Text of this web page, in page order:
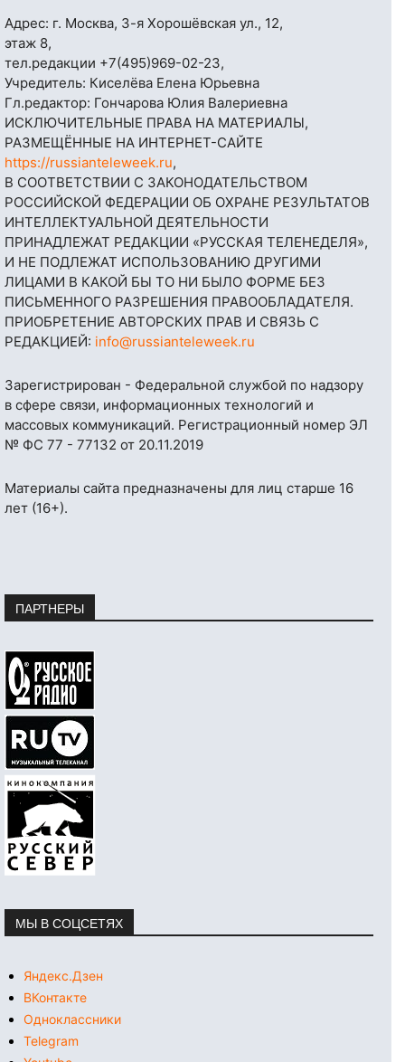
Адрес: г. Москва, 3-я Хорошёвская ул., 12,
этаж 8,
тел.редакции +7(495)969-02-23,
Учредитель: Киселёва Елена Юрьевна
Гл.редактор: Гончарова Юлия Валериевна
ИСКЛЮЧИТЕЛЬНЫЕ ПРАВА НА МАТЕРИАЛЫ,
РАЗМЕЩЁННЫЕ НА ИНТЕРНЕТ-САЙТЕ
https://russianteleweek.ru,
В СООТВЕТСТВИИ С ЗАКОНОДАТЕЛЬСТВОМ
РОССИЙСКОЙ ФЕДЕРАЦИИ ОБ ОХРАНЕ РЕЗУЛЬТАТОВ
ИНТЕЛЛЕКТУАЛЬНОЙ ДЕЯТЕЛЬНОСТИ
ПРИНАДЛЕЖАТ РЕДАКЦИИ «РУССКАЯ ТЕЛЕНЕДЕЛЯ»,
И НЕ ПОДЛЕЖАТ ИСПОЛЬЗОВАНИЮ ДРУГИМИ
ЛИЦАМИ В КАКОЙ БЫ ТО НИ БЫЛО ФОРМЕ БЕЗ
ПИСЬМЕННОГО РАЗРЕШЕНИЯ ПРАВООБЛАДАТЕЛЯ.
ПРИОБРЕТЕНИЕ АВТОРСКИХ ПРАВ И СВЯЗЬ С
РЕДАКЦИЕЙ: info@russianteleweek.ru
Зарегистрирован - Федеральной службой по надзору
в сфере связи, информационных технологий и
массовых коммуникаций. Регистрационный номер ЭЛ
№ ФС 77 - 77132 от 20.11.2019
Материалы сайта предназначены для лиц старше 16
лет (16+).
ПАРТНЕРЫ
МЫ В СОЦСЕТЯХ
Яндекс.Дзен
ВКонтакте
Одноклассники
Telegram